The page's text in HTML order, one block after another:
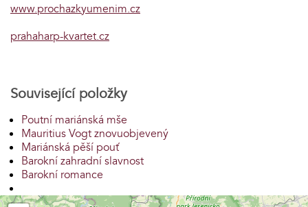
www.prochazkyumenim.cz
prahaharp-kvartet.cz
Související položky
Poutní mariánská mše
Mauritius Vogt znovuobjevený
Mariánská pěší pouť
Barokní zahradní slavnost
Barokní romance